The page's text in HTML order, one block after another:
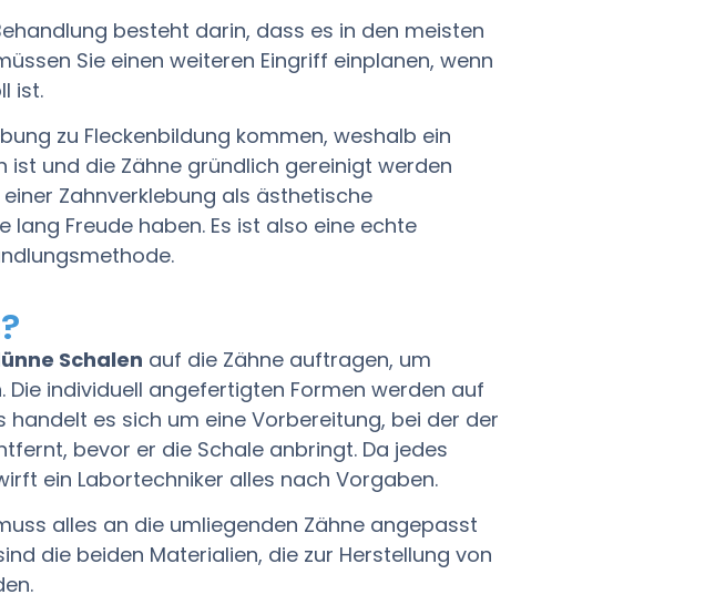
besteht darin, dass es in den meisten
Sie einen weiteren Eingriff einplanen, wenn
ist.
zu Fleckenbildung kommen, weshalb ein
und die Zähne gründlich gereinigt werden
Zahnverklebung als ästhetische
Freude haben. Es ist also eine echte
Schalen auf die Zähne auftragen, um
Die individuell angefertigten Formen werden auf
handelt es sich um eine Vorbereitung, bei der der
bevor er die Schale anbringt. Da jedes
ein Labortechniker alles nach Vorgaben.
alles an die umliegenden Zähne angepasst
die beiden Materialien, die zur Herstellung von